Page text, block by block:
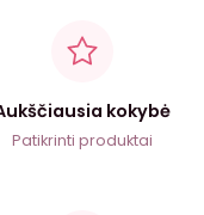
kokybė
Patikrinti produktai